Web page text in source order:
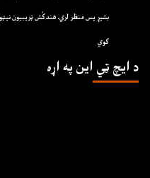
بشپړ پس منظر لري. هندکُش ټريبيون
کوي
د ايچ ټي اين په اړه